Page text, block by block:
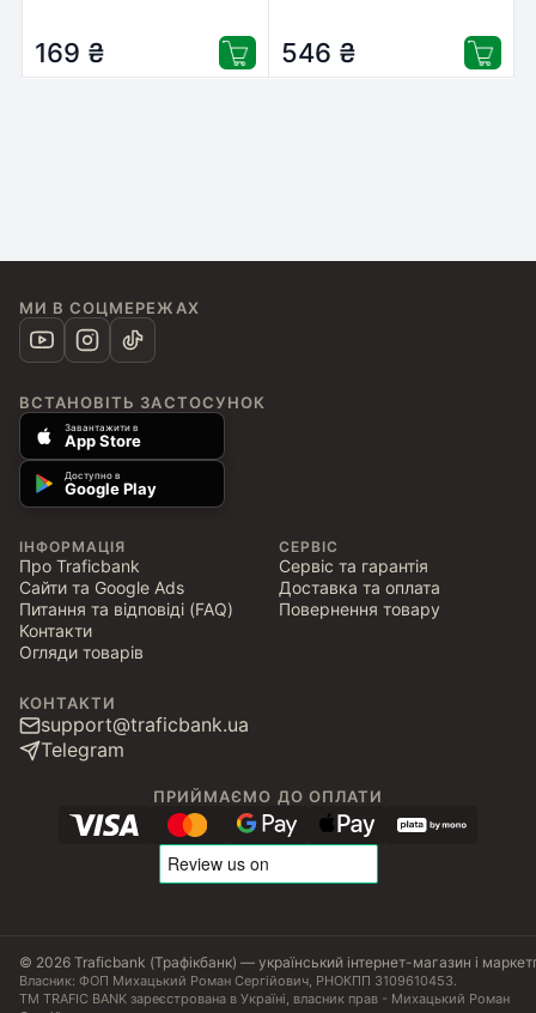
169 ₴ 546 ₴
МИ В СОЦМЕРЕЖАХ
ВСТАНОВІТЬ ЗАСТОСУНОК
Завантажити в
App Store
Доступно в
Google Play
ІНФОРМАЦІЯ
Про Traficbank
Сайти та Google Ads
Питання та відповіді (FAQ)
Контакти
Огляди товарів
СЕРВІС
Сервіс та гарантія
Доставка та оплата
Повернення товару
КОНТАКТИ
support@traficbank.ua
Telegram
ПРИЙМАЄМО ДО ОПЛАТИ
© 2026 Traficbank (Трафікбанк) — український інтернет-магазин і
Власник: ФОП Михацький Роман Сергійович, РНОКПП 3109610453.
ТМ TRAFIC BANK зареєстрована в Україні, власник прав - Михацький Роман